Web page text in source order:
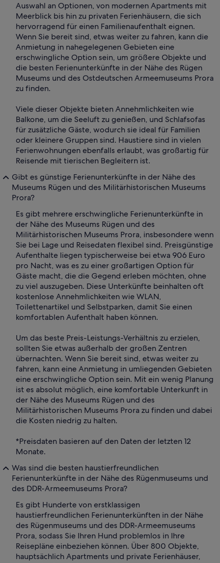
Auswahl an Optionen, von modernen Apartments mit
Meerblick bis hin zu privaten Ferienhäusern, die sich
hervorragend für einen Familienaufenthalt eignen.
Wenn Sie bereit sind, etwas weiter zu fahren, kann die
Anmietung in nahegelegenen Gebieten eine
erschwingliche Option sein, um größere Objekte und
die besten Ferienunterkünfte in der Nähe des Rügen
Museums und des Ostdeutschen Armeemuseums Prora
zu finden.
Viele dieser Objekte bieten Annehmlichkeiten wie
Balkone, um die Seeluft zu genießen, und Schlafsofas
für zusätzliche Gäste, wodurch sie ideal für Familien
oder kleinere Gruppen sind. Haustiere sind in vielen
Ferienwohnungen ebenfalls erlaubt, was großartig für
Reisende mit tierischen Begleitern ist.
Gibt es günstige Ferienunterkünfte in der Nähe des
Museums Rügen und des Militärhistorischen Museums
Prora?
Es gibt mehrere erschwingliche Ferienunterkünfte in
der Nähe des Museums Rügen und des
Militärhistorischen Museums Prora, insbesondere wenn
Sie bei Lage und Reisedaten flexibel sind. Preisgünstige
Aufenthalte liegen typischerweise bei etwa 906 Euro
pro Nacht, was es zu einer großartigen Option für
Gäste macht, die die Gegend erleben möchten, ohne
zu viel auszugeben. Diese Unterkünfte beinhalten oft
kostenlose Annehmlichkeiten wie WLAN,
Toilettenartikel und Selbstparken, damit Sie einen
komfortablen Aufenthalt haben können.
Um das beste Preis-Leistungs-Verhältnis zu erzielen,
sollten Sie etwas außerhalb der großen Zentren
übernachten. Wenn Sie bereit sind, etwas weiter zu
fahren, kann eine Anmietung in umliegenden Gebieten
eine erschwingliche Option sein. Mit ein wenig Planung
ist es absolut möglich, eine komfortable Unterkunft in
der Nähe des Museums Rügen und des
Militärhistorischen Museums Prora zu finden und dabei
die Kosten niedrig zu halten.
*Preisdaten basieren auf den Daten der letzten 12
Monate.
Was sind die besten haustierfreundlichen
Ferienunterkünfte in der Nähe des Rügenmuseums und
des DDR-Armeemuseums Prora?
Es gibt Hunderte von erstklassigen
haustierfreundlichen Ferienunterkünften in der Nähe
des Rügenmuseums und des DDR-Armeemuseums
Prora, sodass Sie Ihren Hund problemlos in Ihre
Reisepläne einbeziehen können. Über 800 Objekte,
hauptsächlich Apartments und private Ferienhäuser,